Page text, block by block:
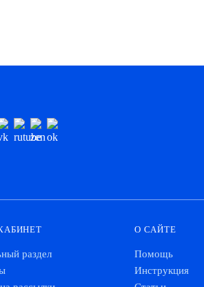
раздел
О САЙТЕ
Помощь
Инструкция